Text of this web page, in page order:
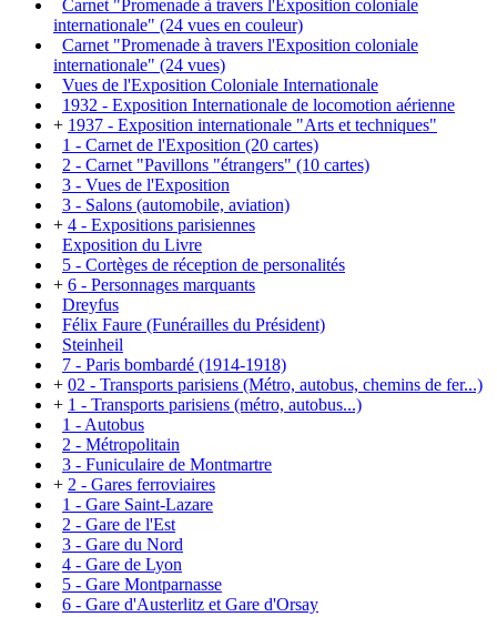
Carnet "Promenade à travers l'Exposition coloniale
internationale" (24 vues en couleur)
Carnet "Promenade à travers l'Exposition coloniale
internationale" (24 vues)
Vues de l'Exposition Coloniale Internationale
1932 - Exposition Internationale de locomotion aérienne
+ 1937 - Exposition internationale "Arts et techniques"
1 - Carnet de l'Exposition (20 cartes)
2 - Carnet "Pavillons "étrangers" (10 cartes)
3 - Vues de l'Exposition
3 - Salons (automobile, aviation)
+ 4 - Expositions parisiennes
Exposition du Livre
5 - Cortèges de réception de personalités
+ 6 - Personnages marquants
Dreyfus
Félix Faure (Funérailles du Président)
Steinheil
7 - Paris bombardé (1914-1918)
+ 02 - Transports parisiens (Métro, autobus, chemins de fer...)
+ 1 - Transports parisiens (métro, autobus...)
1 - Autobus
2 - Métropolitain
3 - Funiculaire de Montmartre
+ 2 - Gares ferroviaires
1 - Gare Saint-Lazare
2 - Gare de l'Est
3 - Gare du Nord
4 - Gare de Lyon
5 - Gare Montparnasse
6 - Gare d'Austerlitz et Gare d'Orsay